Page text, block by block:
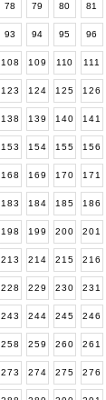
78 79 80 81
93 94 95 96
108 109 110 111
123 124 125 126
138 139 140 141
153 154 155 156
168 169 170 171
183 184 185 186
198 199 200 201
213 214 215 216
228 229 230 231
243 244 245 246
258 259 260 261
273 274 275 276